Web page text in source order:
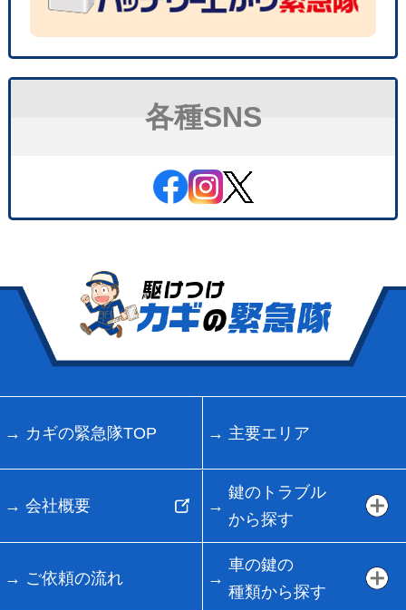
各種SNS
カギの緊急隊TOP 主要エリア
会社概要
鍵のトラブル
から探す
ご依頼の流れ
車の鍵の
種類から探す